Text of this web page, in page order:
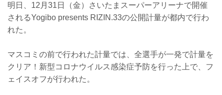
明日、12月31日（金）さいたまスーパーアリーナで開催
されるYogibo presents RIZIN.33の公開計量が都内で行わ
れた。
マスコミの前で行われた計量では、全選手が一発で計量を
クリア！新型コロナウイルス感染症予防を行った上で、フ
ェイスオフが行われた。